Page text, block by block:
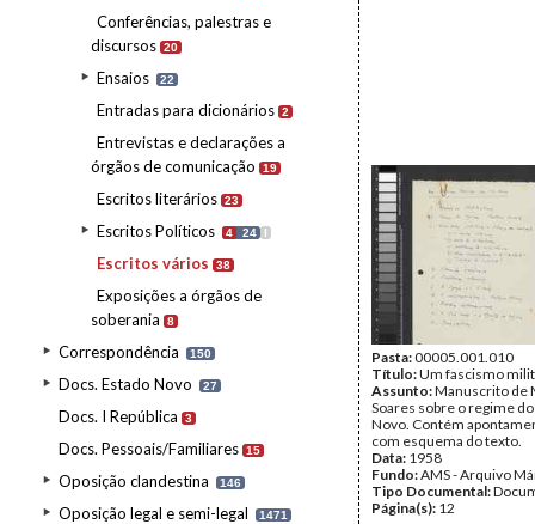
Conferências, palestras e
discursos 20
Ensaios 22
Entradas para dicionários 2
Entrevistas e declarações a
órgãos de comunicação
19
Escritos literários 23
Escritos Políticos 4 24 I
Escritos vários 38
Exposições a órgãos de
soberania
8
Correspondência 150
Docs. Estado Novo 27
Docs. I República 3
Docs. Pessoais/Familiares 15
Oposição clandestina 146
Oposição legal e semi-legal 1471
Pasta:00005.001.010
Título:Um fascismo
Assunto:Manuscrito de
Soares sobre o regime
Novo. Contém
com esquema do texto.
Data: 1958
Fundo:AMS - Arquivo
Tipo Documental:
Página(s): 12